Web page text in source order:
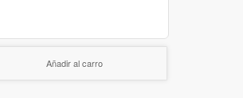
Añadir al carro